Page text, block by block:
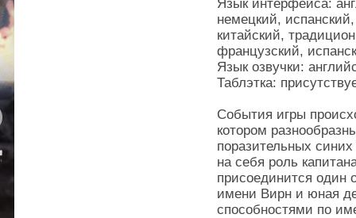
Язык интерфейса:
немецкий,
китайский,
французский,
Язык озвучки:
Таблэтка:
События игры
котором
поразительных
на себя роль
присоединится один
имени Вирн и юная
способностями по